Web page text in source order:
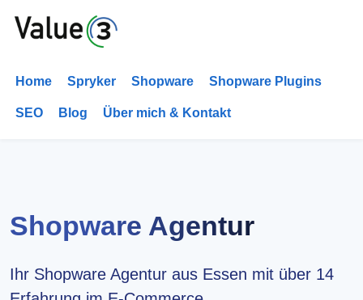
Home Spryker Shopware Shopware Plugins
SEO Blog Über mich & Kontakt
Shopware Agentur
Ihr Shopware Agentur aus Essen mit über 14